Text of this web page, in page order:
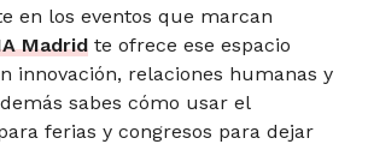
en los eventos que marcan
Madrid te ofrece ese espacio
innovación, relaciones humanas y
sabes cómo usar el
ferias y congresos para dejar